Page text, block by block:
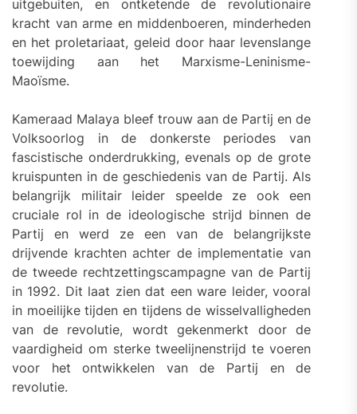
uitgebuiten, en ontketende de revolutionaire
kracht van arme en middenboeren, minderheden
en het proletariaat, geleid door haar levenslange
toewijding aan het Marxisme-Leninisme-
Maoïsme.
Kameraad Malaya bleef trouw aan de Partij en de
Volksoorlog in de donkerste periodes van
fascistische onderdrukking, evenals op de grote
kruispunten in de geschiedenis van de Partij. Als
belangrijk militair leider speelde ze ook een
cruciale rol in de ideologische strijd binnen de
Partij en werd ze een van de belangrijkste
drijvende krachten achter de implementatie van
de tweede rechtzettingscampagne van de Partij
in 1992. Dit laat zien dat een ware leider, vooral
in moeilijke tijden en tijdens de wisselvalligheden
van de revolutie, wordt gekenmerkt door de
vaardigheid om sterke tweelijnenstrijd te voeren
voor het ontwikkelen van de Partij en de
revolutie.